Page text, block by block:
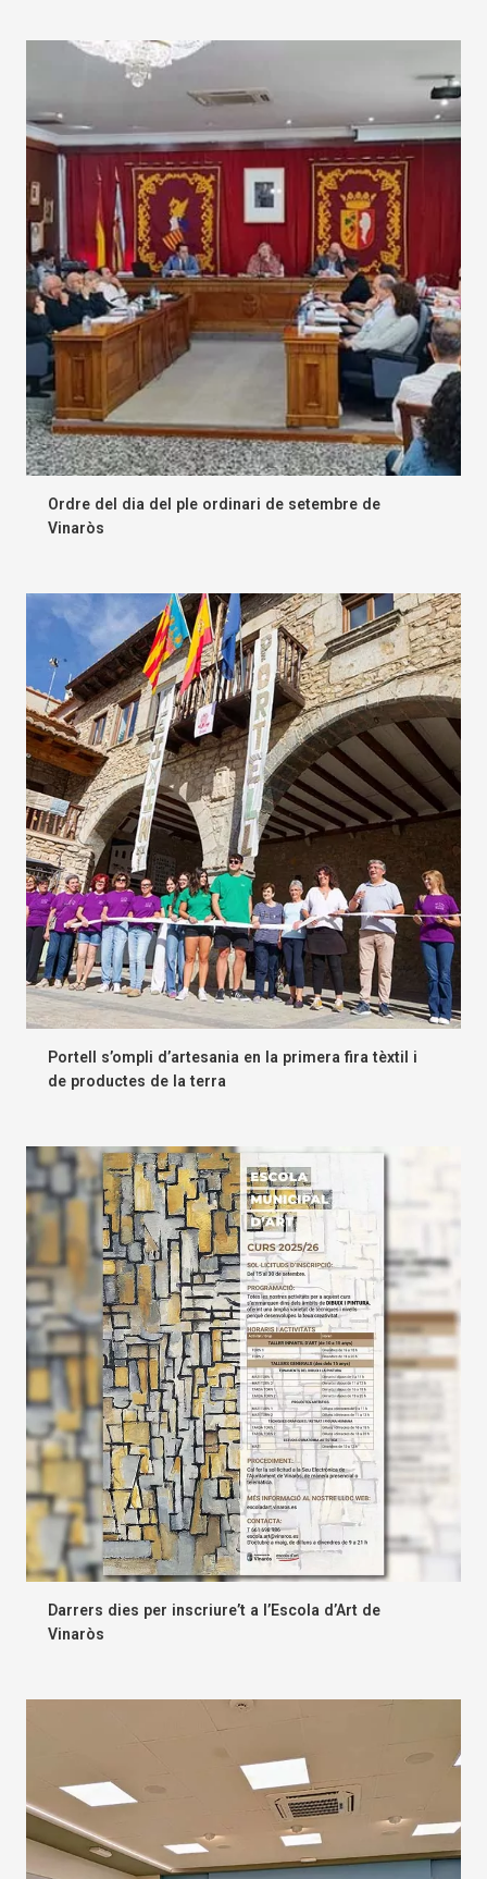
Ordre del dia del ple ordinari de setembre de
Vinaròs
Portell s’ompli d’artesania en la primera fira tèxtil i
de productes de la terra
Darrers dies per inscriure’t a l’Escola d’Art de
Vinaròs